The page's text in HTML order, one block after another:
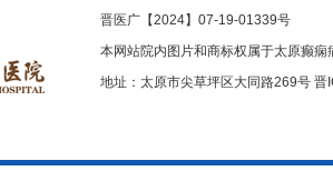
晋医广【2024】07-19-01339号
本网站院内图片和商标权属于太原癫
地址：太原市尖草坪区大同路269号 晋